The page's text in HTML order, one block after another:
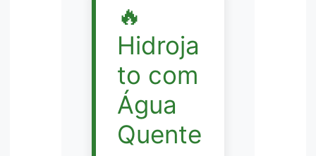
🔥
Hidroja
to com
Água
Quente